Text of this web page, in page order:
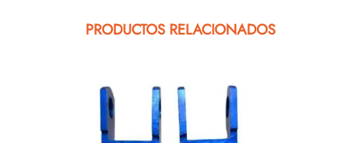
PRODUCTOS RELACIONADOS